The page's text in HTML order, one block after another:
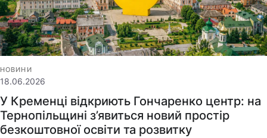
НОВИНИ
18.06.2026
У Кременці відкриють Гончаренко центр: на
Тернопільщині з’явиться новий простір
безкоштовної освіти та розвитку